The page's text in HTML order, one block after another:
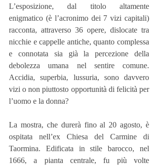
L’esposizione, dal titolo altamente
enigmatico (è l’acronimo dei 7 vizi capitali)
racconta, attraverso 36 opere, dislocate tra
nicchie e cappelle antiche, quanto complessa
e connotata sia già la percezione della
debolezza umana nel sentire comune.
Accidia, superbia, lussuria, sono davvero
vizi o non piuttosto opportunità di felicità per
l’uomo e la donna?
La mostra, che durerà fino al 20 agosto, è
ospitata nell’ex Chiesa del Carmine di
Taormina. Edificata in stile barocco, nel
1666, a pianta centrale, fu più volte